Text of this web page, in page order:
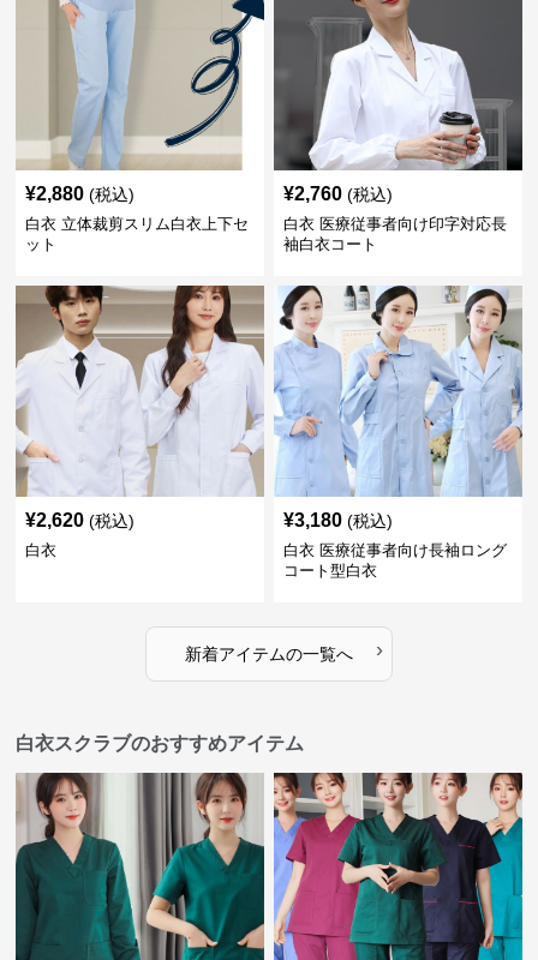
¥2,880 (税込)
白衣 立体裁剪スリム白衣上下セ
ット
¥2,760 (税込)
白衣 医療従事者向け印字対応長
袖白衣コート
¥2,620 (税込)
白衣
¥3,180 (税込)
白衣 医療従事者向け長袖ロング
コート型白衣
新着アイテムの一覧へ ›
白衣スクラブのおすすめアイテム